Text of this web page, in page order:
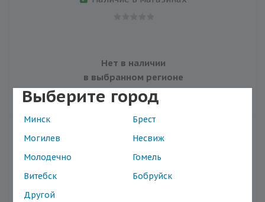
Выберите город
Минск
Брест
Могилев
Несвиж
Молодечно
Гомель
Витебск
Бобруйск
Другой
Нет в наличии
в выбранном регионе